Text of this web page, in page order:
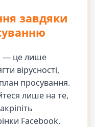
завдяки
— це лише
вірусності,
просування.
лише на те,
Facebook.